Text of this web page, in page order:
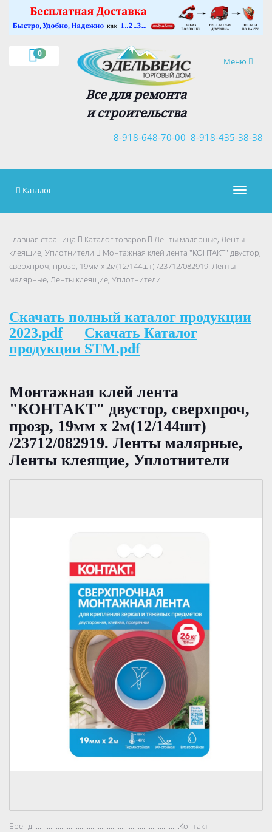
0
Навигация
Меню
Все для ремонта
и строительства
8-918-435-38-38
8-918-648-70-00
×
Каталог
Главная страница Каталог товаров
Ленты малярные, Ленты
клеящие, Уплотнители
Монтажная клей лента "КОНТАКТ" двустор,
сверхпроч, прозр, 19мм х 2м(12/144шт) /23712/082919. Ленты
малярные, Ленты клеящие, Уплотнители
Скачать полный каталог продукции
2023.pdf
Скачать Каталог
продукции STM.pdf
Монтажная клей лента
"КОНТАКТ" двустор, сверхпроч,
прозр, 19мм х 2м(12/144шт)
/23712/082919. Ленты малярные,
Ленты клеящие, Уплотнители
Бренд..................................................................................Контакт